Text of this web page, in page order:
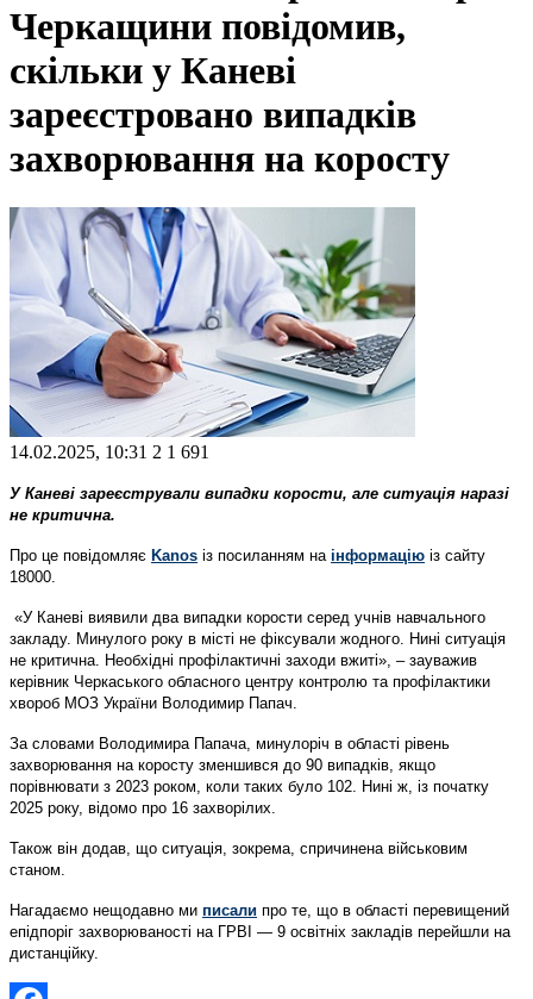
Черкащини повідомив,
скільки у Каневі
зареєстровано випадків
захворювання на коросту
14.02.2025, 10:31 2 1 691
У Каневі зареєстрували випадки корости, але ситуація наразі
не критична.
Про це повідомляє Kanos із посиланням на інформацію із сайту
18000.
«У Каневі виявили два випадки корости серед учнів навчального
закладу. Минулого року в місті не фіксували жодного. Нині ситуація
не критична. Необхідні профілактичні заходи вжиті», – зауважив
керівник Черкаського обласного центру контролю та профілактики
хвороб МОЗ України Володимир Папач.
За словами Володимира Папача, минулоріч в області рівень
захворювання на коросту зменшився до 90 випадків, якщо
порівнювати з 2023 роком, коли таких було 102. Нині ж, із початку
2025 року, відомо про 16 захворілих.
Також він додав, що ситуація, зокрема, спричинена військовим
станом.
Нагадаємо нещодавно ми писали про те, що в області перевищений
епідпоріг захворюваності на ГРВІ — 9 освітніх закладів перейшли на
дистанційку.